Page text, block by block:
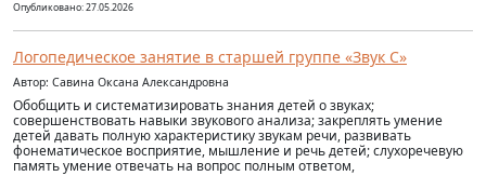
Опубликовано: 27.05.2026
Логопедическое занятие в старшей группе «Звук С»
Автор: Савина Оксана Александровна
Обобщить и систематизировать знания детей о звуках;
совершенствовать навыки звукового анализа; закреплять умение
детей давать полную характеристику звукам речи, развивать
фонематическое восприятие, мышление и речь детей; слухоречевую
память умение отвечать на вопрос полным ответом,